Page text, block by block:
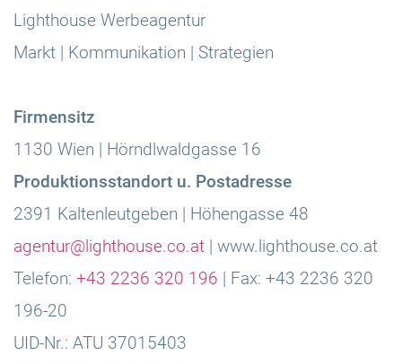
Lighthouse Werbeagentur
Markt | Kommunikation | Strategien
Firmensitz
1130 Wien | Hörndlwaldgasse 16
Produktionsstandort u. Postadresse
2391 Kaltenleutgeben | Höhengasse 48
agentur@lighthouse.co.at | www.lighthouse.co.at
Telefon: +43 2236 320 196 | Fax: +43 2236 320
196-20
UID-Nr.: ATU 37015403